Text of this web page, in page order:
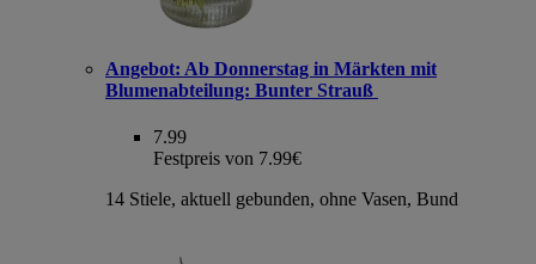
Angebot: Ab Donnerstag in Märkten mit
Blumenabteilung: Bunter Strauß
7.99
Festpreis von 7.99€
14 Stiele, aktuell gebunden, ohne Vasen, Bund